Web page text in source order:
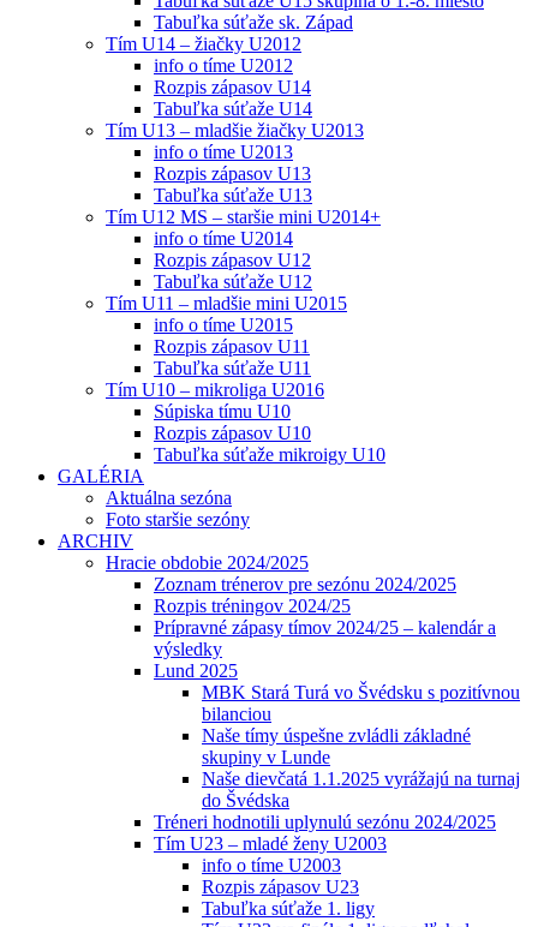
Tabuľka súťaže sk. Západ
Tím U14 – žiačky U2012
info o tíme U2012
Rozpis zápasov U14
Tabuľka súťaže U14
Tím U13 – mladšie žiačky U2013
info o tíme U2013
Rozpis zápasov U13
Tabuľka súťaže U13
Tím U12 MS – staršie mini U2014+
info o tíme U2014
Rozpis zápasov U12
Tabuľka súťaže U12
Tím U11 – mladšie mini U2015
info o tíme U2015
Rozpis zápasov U11
Tabuľka súťaže U11
Tím U10 – mikroliga U2016
Súpiska tímu U10
Rozpis zápasov U10
Tabuľka súťaže mikroigy U10
GALÉRIA
Aktuálna sezóna
Foto staršie sezóny
ARCHIV
Hracie obdobie 2024/2025
Zoznam trénerov pre sezónu 2024/2025
Rozpis tréningov 2024/25
Prípravné zápasy tímov 2024/25 – kalendár a
výsledky
Lund 2025
MBK Stará Turá vo Švédsku s pozitívnou
bilanciou
Naše tímy úspešne zvládli základné
skupiny v Lunde
Naše dievčatá 1.1.2025 vyrážajú na turnaj
do Švédska
Tréneri hodnotili uplynulú sezónu 2024/2025
Tím U23 – mladé ženy U2003
info o tíme U2003
Rozpis zápasov U23
Tabuľka súťaže 1. ligy